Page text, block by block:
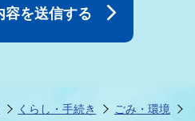
くらし・手続き
ごみ・環境